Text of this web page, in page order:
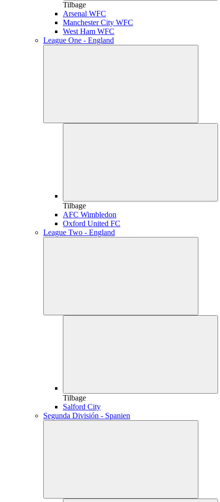
Tilbage
Arsenal WFC
Manchester City WFC
West Ham WFC
League One - England
Tilbage
AFC Wimbledon
Oxford United FC
League Two - England
Tilbage
Salford City
Segunda División - Spanien